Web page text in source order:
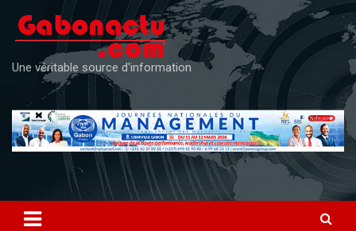
content
Une véritable source d'information